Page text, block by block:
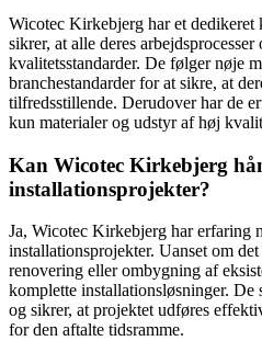
Wicotec Kirkebjerg har et dedikeret
sikrer, at alle deres
kvalitetsstandarder. De følger nøje
branchestandarder for at sikre, at
tilfredsstillende. Derudover har de
kun materialer og udstyr af høj
Kan Wicotec Kirkebjerg
installationsprojekter?
Ja, Wicotec Kirkebjerg har erfaring
installationsprojekter. Uanset om
renovering eller ombygning af
komplette installationsløsninger. De
og sikrer, at projektet udføres
for den aftalte tidsramme.